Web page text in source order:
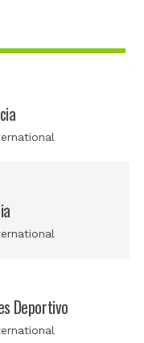
Deportivo